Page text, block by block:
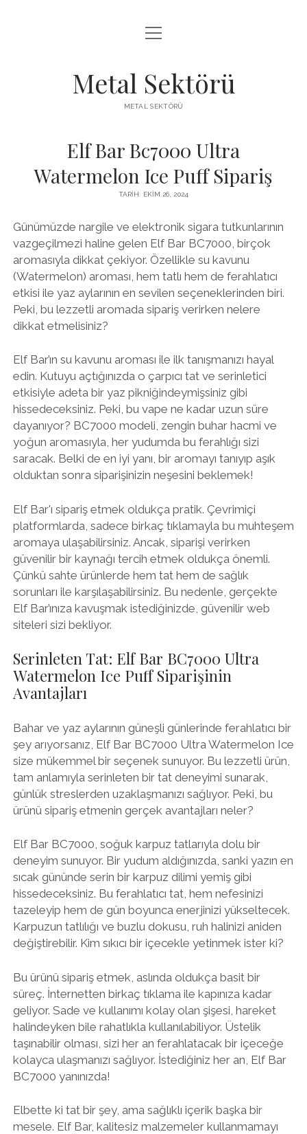
LISTE
SPOTIFY TAKIPÇI KAZANMA
menüyü
aç
Metal Sektörü
METAL SEKTÖRÜ
Elf Bar Bc7000 Ultra
Watermelon Ice Puff Sipariş
TARIH: EKIM 26, 2024
Günümüzde nargile ve elektronik sigara tutkunlarının
vazgeçilmezi haline gelen Elf Bar BC7000, birçok
aromasıyla dikkat çekiyor. Özellikle su kavunu
(Watermelon) aroması, hem tatlı hem de ferahlatıcı
etkisi ile yaz aylarının en sevilen seçeneklerinden biri.
Peki, bu lezzetli aromada sipariş verirken nelere
dikkat etmelisiniz?
Elf Bar’ın su kavunu aroması ile ilk tanışmanızı hayal
edin. Kutuyu açtığınızda o çarpıcı tat ve serinletici
etkisiyle adeta bir yaz pikniğindeymişsiniz gibi
hissedeceksiniz. Peki, bu vape ne kadar uzun süre
dayanıyor? BC7000 modeli, zengin buhar hacmi ve
yoğun aromasıyla, her yudumda bu ferahlığı sizi
saracak. Belki de en iyi yanı, bir aromayı tanıyıp aşık
olduktan sonra siparişinizin neşesini beklemek!
Elf Bar'ı sipariş etmek oldukça pratik. Çevrimiçi
platformlarda, sadece birkaç tıklamayla bu muhteşem
aromaya ulaşabilirsiniz. Ancak, siparişi verirken
güvenilir bir kaynağı tercih etmek oldukça önemli.
Çünkü sahte ürünlerde hem tat hem de sağlık
sorunları ile karşılaşabilirsiniz. Bu nedenle, gerçekte
Elf Bar’ınıza kavuşmak istediğinizde, güvenilir web
siteleri sizi bekliyor.
Serinleten Tat: Elf Bar BC7000 Ultra
Watermelon Ice Puff Siparişinin
Avantajları
Bahar ve yaz aylarının güneşli günlerinde ferahlatıcı bir
şey arıyorsanız, Elf Bar BC7000 Ultra Watermelon Ice
size mükemmel bir seçenek sunuyor. Bu lezzetli ürün,
tam anlamıyla serinleten bir tat deneyimi sunarak,
günlük streslerden uzaklaşmanızı sağlıyor. Peki, bu
ürünü sipariş etmenin gerçek avantajları neler?
Elf Bar BC7000, soğuk karpuz tatlarıyla dolu bir
deneyim sunuyor. Bir yudum aldığınızda, sanki yazın en
sıcak gününde serin bir karpuz dilimi yemiş gibi
hissedeceksiniz. Bu ferahlatıcı tat, hem nefesinizi
tazeleyip hem de gün boyunca enerjinizi yükseltecek.
Karpuzun tatlılığı ve buzlu dokusu, ruh halinizi aniden
değiştirebilir. Kim sıkıcı bir içecekle yetinmek ister ki?
Bu ürünü sipariş etmek, aslında oldukça basit bir
süreç. İnternetten birkaç tıklama ile kapınıza kadar
geliyor. Sade ve kullanımı kolay olan şişesi, hareket
halindeyken bile rahatlıkla kullanılabiliyor. Üstelik
taşınabilir olması, sizi her an ferahlatacak bir içeceğe
kolayca ulaşmanızı sağlıyor. İstediğiniz her an, Elf Bar
BC7000 yanınızda!
Elbette ki tat bir şey, ama sağlıklı içerik başka bir
mesele. Elf Bar, kalitesiz malzemeler kullanmamayı